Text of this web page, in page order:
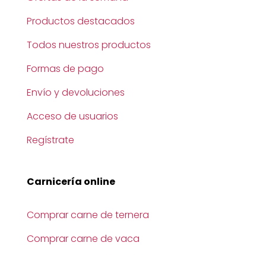
Productos destacados
Todos nuestros productos
Formas de pago
Envío y devoluciones
Acceso de usuarios
Regístrate
Carnicería online
Comprar carne de ternera
Comprar carne de vaca